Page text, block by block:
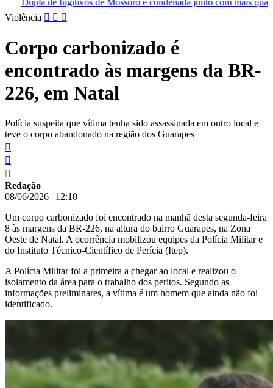
de Mossoró é condenada junto com mais quatro homens que deram
Pular
conteúdo
Violência
Corpo carbonizado é
encontrado às margens da BR-
226, em Natal
Polícia suspeita que vítima tenha sido assassinada em outro local e
teve o corpo abandonado na região dos Guarapes
Redação
08/06/2026 | 12:10
Um corpo carbonizado foi encontrado na manhã desta segunda-feira
8 às margens da BR-226, na altura do bairro Guarapes, na Zona
Oeste de Natal. A ocorrência mobilizou equipes da Polícia Militar e
do Instituto Técnico-Científico de Perícia (Itep).
A Polícia Militar foi a primeira a chegar ao local e realizou o
isolamento da área para o trabalho dos peritos. Segundo as
informações preliminares, a vítima é um homem que ainda não foi
identificado.